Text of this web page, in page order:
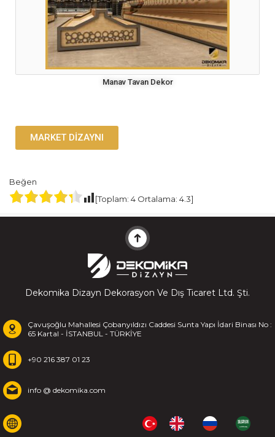
Manav Tavan Dekor
MARKET DİZAYNI
Beğen
[Toplam: 4 Ortalama: 4.3]
Dekomika Dizayn Dekorasyon Ve Dış Ticaret Ltd. Şti.
Çavuşoğlu Mahallesi Çobanyıldızı Caddesi Sunta Yapı İdari Binası No :
65 Kartal - İSTANBUL - TÜRKİYE
+90 216 387 01 23
info @ dekomika.com